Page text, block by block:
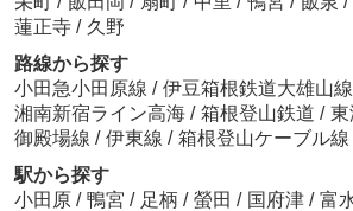
蓮正寺 / 久野
路線から探す
小田急小田原線 / 伊豆箱根鉄道大雄山線
湘南新宿ライン高海 / 箱根登山鉄道 / 東
御殿場線 / 伊東線 / 箱根登山ケーブル線
駅から探す
小田原 / 鴨宮 / 足柄 / 螢田 / 国府津 / 富